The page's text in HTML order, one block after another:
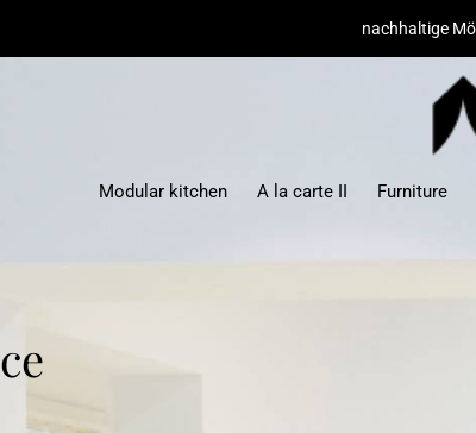
Modular kitchen A la carte II Furniture
hochwertige Materialien/